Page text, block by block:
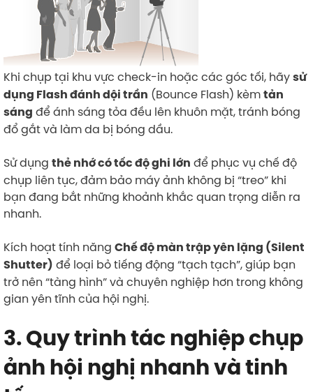
Khi chụp tại khu vực check-in hoặc các góc tối, hãysử
dụng Flash đánh dội trần (Bounce Flash) kèmtản
sáng để ánh sáng tỏa đều lên khuôn mặt, tránh bóng
đổ gắt và làm da bị bóng dầu.
Sử dụng thẻ nhớ có tốc độ ghi lớn để phục vụ chế độ
chụp liên tục, đảm bảo máy ảnh không bị “treo” khi
bạn đang bắt những khoảnh khắc quan trọng diễn ra
nhanh.
Kích hoạt tính năng Chế độ màn trập yên lặng (Silent
Shutter) để loại bỏ tiếng động “tạch tạch”, giúp bạn
trở nên “tàng hình” và chuyên nghiệp hơn trong không
gian yên tĩnh của hội nghị.
3. Quy trình tác nghiệp chụp
ảnh hội nghị nhanh và tinh